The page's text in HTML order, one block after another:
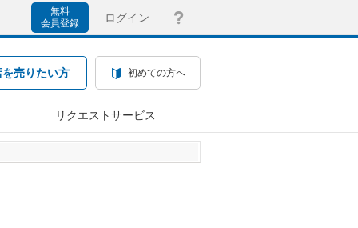
無料
会員登録
ログイン
を売りたい方 初めての方へ
リクエストサービス